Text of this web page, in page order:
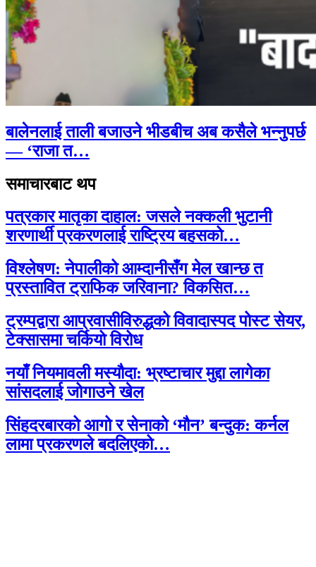
बालेनलाई ताली बजाउने भीडबीच अब कसैले भन्नुपर्छ
— ‘राजा त…
समाचारबाट थप
पत्रकार मातृका दाहाल: जसले नक्कली भुटानी
शरणार्थी प्रकरणलाई राष्ट्रिय बहसको…
विश्लेषण: नेपालीको आम्दानीसँग मेल खान्छ त
प्रस्तावित ट्राफिक जरिवाना? विकसित…
ट्रम्पद्वारा आप्रवासीविरुद्धको विवादास्पद पोस्ट सेयर,
टेक्सासमा चर्कियो विरोध
नयाँ नियमावली मस्यौदा: भ्रष्टाचार मुद्दा लागेका
सांसदलाई जोगाउने खेल
सिंहदरबारको आगो र सेनाको ‘मौन’ बन्दुक: कर्नल
लामा प्रकरणले बदलिएको…